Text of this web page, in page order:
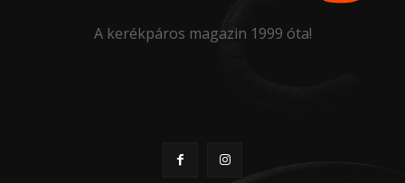
A kerékpáros magazin 1999 óta!